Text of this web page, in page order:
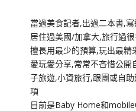
當過美食記者,出過二本書,
居住過美國/加拿大,旅行過
擅長用最少的預算,玩出最精
愛玩愛分享,常常不吝惜公開
子旅遊,小資旅行,跟團或自
項
目前是Baby Home和